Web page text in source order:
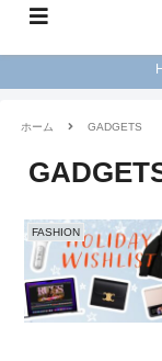
ホーム GADGETS
FASHION